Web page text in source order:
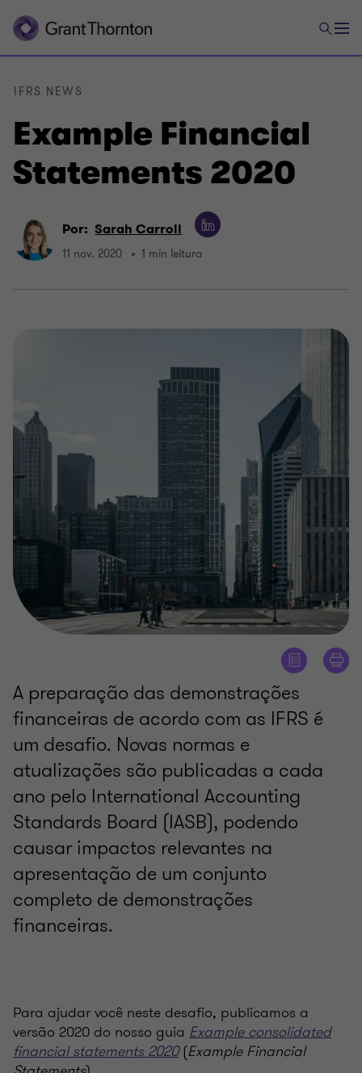
Example Financial
Statements 2020
IFRS NEWS
Por: Sarah Carroll
11 nov. 2020 1 min leitura
A preparação das demonstrações
financeiras de acordo com as IFRS é
um desafio. Novas normas e
atualizações são publicadas a cada
ano pelo International Accounting
Standards Board (IASB), podendo
causar impactos relevantes na
apresentação de um conjunto
completo de demonstrações
financeiras.
Para ajudar você neste desafio, publicamos a
versão 2020 do nosso guia Example consolidated
financial statements 2020(Example Financial